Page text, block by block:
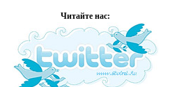
Читайте нас: